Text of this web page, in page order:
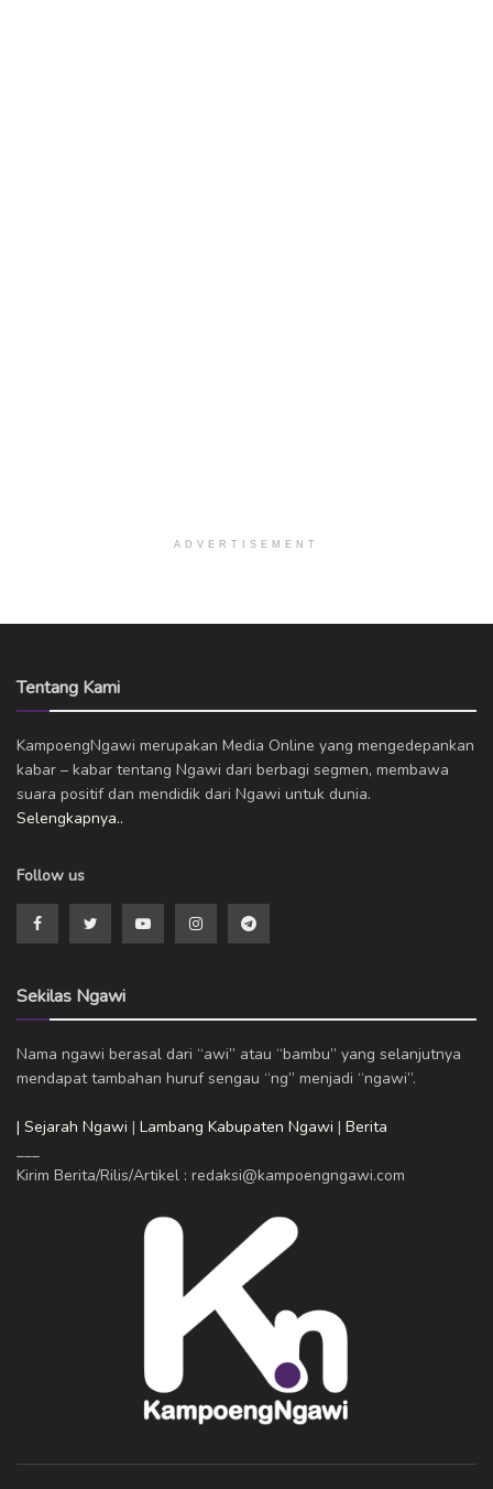
ADVERTISEMENT
Tentang Kami
KampoengNgawi merupakan Media Online yang mengedepankan
kabar – kabar tentang Ngawi dari berbagi segmen, membawa
suara positif dan mendidik dari Ngawi untuk dunia.
Selengkapnya..
Follow us
Sekilas Ngawi
Nama ngawi berasal dari “awi” atau “bambu” yang selanjutnya
mendapat tambahan huruf sengau “ng” menjadi “ngawi”.
| Sejarah Ngawi | Lambang Kabupaten Ngawi | Berita
___
Kirim Berita/Rilis/Artikel : redaksi@kampoengngawi.com